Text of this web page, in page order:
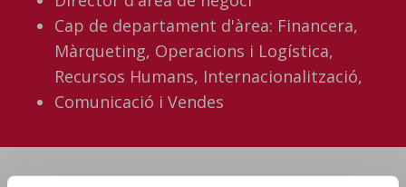
Cap de departament d'àrea: Financera,
Màrqueting, Operacions i Logística,
Recursos Humans, Internacionalització,
Comunicació i Vendes